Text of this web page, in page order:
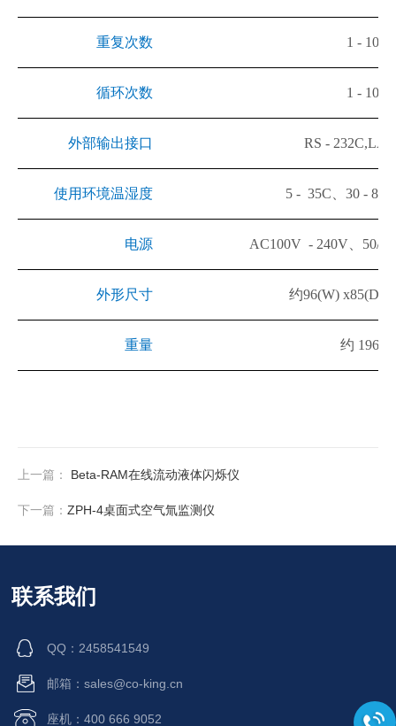
重复次数 1 - 100
循环次数 1 - 100
外部输出接口 RS -
使用环境温湿度 5 - 35C 30 -
电源 AC100V - 240V、 50/
外形尺寸 约96(W) x85(D)
重量 约 196kg
上一篇： Beta-RAM在线流动液体闪烁仪
下一篇： ZPH-4桌面式空气氚监测仪
联系我们
QQ：2458541549
邮箱：sales@co-king.cn
座机：400 666 9052